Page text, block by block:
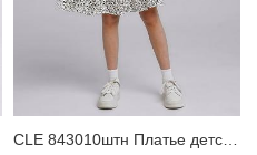
CLE 843010штн Платье детское